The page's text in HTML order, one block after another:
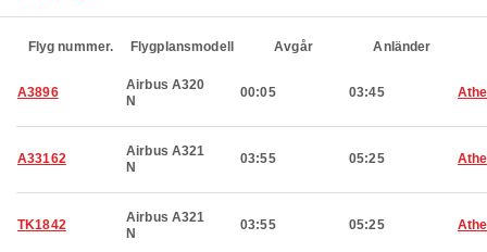
Flyg nummer. Flygplansmodell Avgår Anländer
A3896
Airbus A320
N
00:05 03:45
A33162
Airbus A321
N
03:55 05:25
TK1842
Airbus A321
N
03:55 05:25